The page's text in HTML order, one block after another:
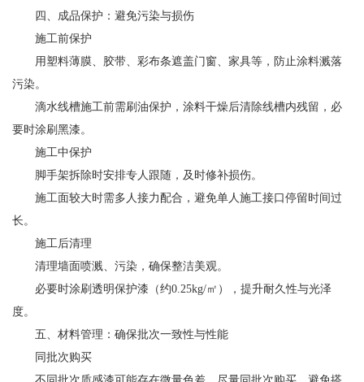
四、成品保护：避免污染与损伤
施工前保护
用塑料薄膜、胶带、彩布条遮盖门窗、家具等，防止涂料溅落
污染。
滴水线槽施工前需刷油保护，涂料干燥后清除线槽内残留，必
要时涂刷黑漆。
施工中保护
脚手架拆除时安排专人跟随，及时修补损伤。
施工面较大时需多人接力配合，避免单人施工接口停留时间过
长。
施工后清理
清理墙面喷溅、污染，确保整洁美观。
必要时涂刷透明保护漆（约0.25kg/㎡），提升耐久性与光泽
度。
五、材料管理：确保批次一致性与性能
同批次购买